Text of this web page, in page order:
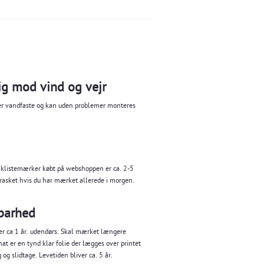
mod vind og vejr
og kan uden problemer monteres
købt på webshoppen er ca. 2-5
hvis du har mærket allerede i morgen.
ca 1 år. udendørs. Skal mærket længere
er en tynd klar folie der lægges over printet
slidtage. Levetiden bliver ca. 5 år.